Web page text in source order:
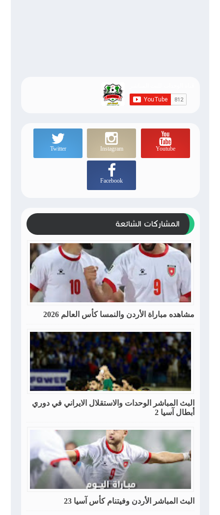
Youtube
Instagram
Twitter
Facebook
المشاركات الشائعة
مشاهده مباراة الأردن والنمسا كأس العالم 2026
البث المباشر الوحدات والاستقلال الايراني في دوري
أبطال آسيا 2
البث المباشر الأردن وفيتنام كأس آسيا 23